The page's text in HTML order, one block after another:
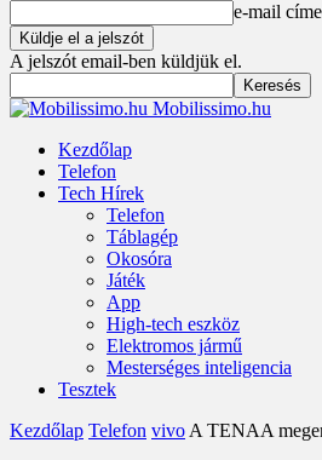
e-mail
A jelszót email-ben küldjük el.
Mobilissimo.hu
Kezdőlap
Telefon
Tech Hírek
Telefon
Táblagép
Okosóra
Játék
App
High-tech eszköz
Elektromos jármű
Mesterséges inteligencia
Tesztek
Kezdőlap Telefon vivo A TENAA